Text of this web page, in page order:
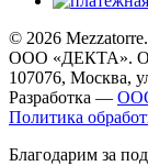
© 2026 Mezzatorre.
ООО «ДЕКТА».
107076, Москва,
Разработка —
Политика
Благодарим за